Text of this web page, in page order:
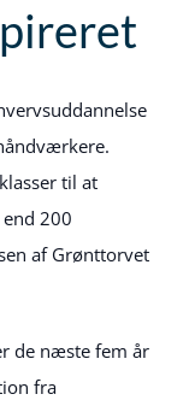
til at
200
af Grønttorvet
de næste fem år
fra